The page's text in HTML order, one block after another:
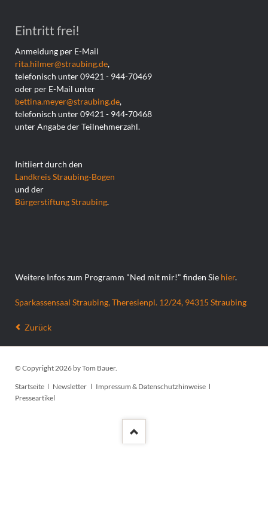
Eintritt frei!
Anmeldung per E-Mail
rita.hilmer@straubing.de,
telefonisch unter 09421 - 944-70469
oder per E-Mail unter
bettina.meyer@straubing.de,
telefonisch unter 09421 - 944-70468
unter Angabe der Teilnehmerzahl.
Initiiert durch den
Landkreis Straubing-Bogen
und der
Bürgerstiftung Straubing.
Weitere Infos zum Programm "Ned mit mir!" finden Sie hier.
Sparkassensaal Straubing, Theresienpl. 12/24, 94315 Straubing
Zurück
© Copyright 2026 by Tom Bauer.
Navigation
überspringen
Startseite Newsletter
Impressum & Datenschutzhinweise
Presseartikel